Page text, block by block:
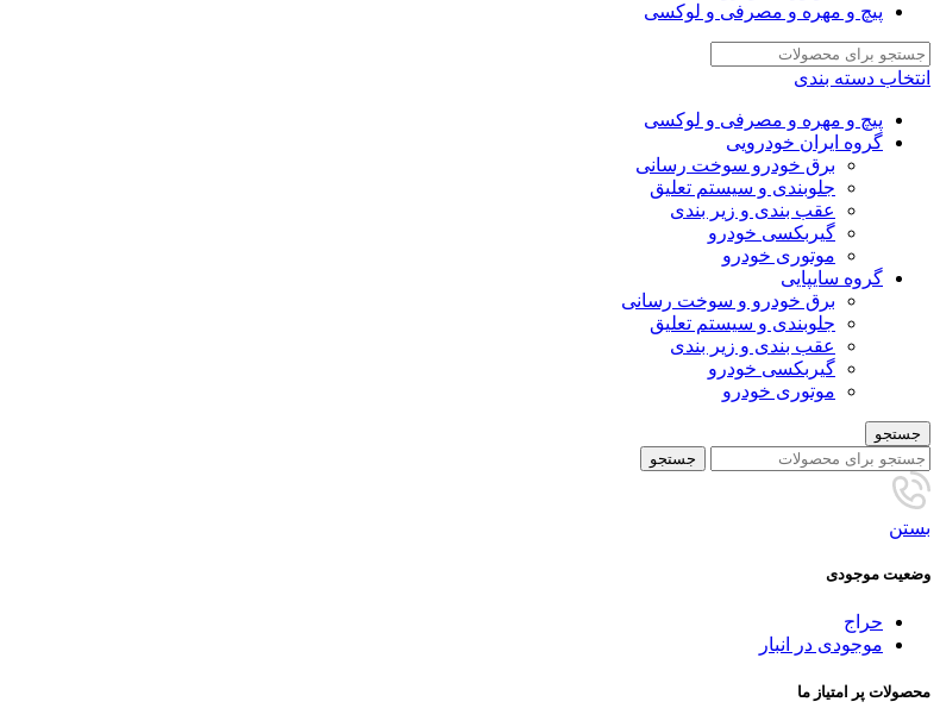
پیچ و مهره و مصرفی و لوکسی
انتخاب دسته بندی
پیچ و مهره و مصرفی و لوکسی
گروه ایران خودرویی
برق خودرو سوخت رسانی
جلوبندی و سیستم تعلیق
عقب بندی و زیر بندی
گیربکسی خودرو
موتوری خودرو
گروه سایپایی
برق خودرو و سوخت رسانی
جلوبندی و سیستم تعلیق
عقب بندی و زیر بندی
گیربکسی خودرو
موتوری خودرو
جستجو
جستجو
بستن
وضعیت موجودی
حراج
موجودی در انبار
محصولات پر امتیاز ما